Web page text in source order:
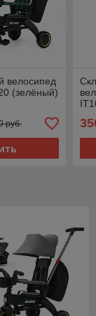
велосипед
(зелёный)
руб.